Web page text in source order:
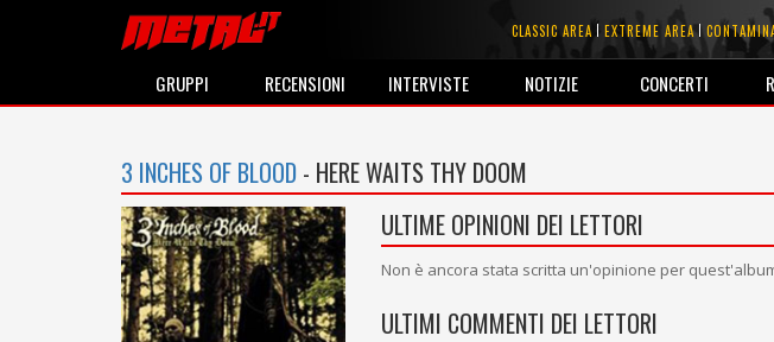
CLASSIC AREA EXTREME AREA
GRUPPI RECENSIONI INTERVISTE NOTIZIE CONCERTI
3 INCHES OF BLOOD - HERE WAITS THY DOOM
ULTIME OPINIONI DEI LETTORI
Non è ancora stata scritta un'opinione per
ULTIMI COMMENTI DEI LETTORI